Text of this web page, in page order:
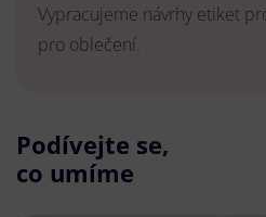
Vypracujeme návrhy etiket
pro oblečení.
Podívejte se,
co umíme